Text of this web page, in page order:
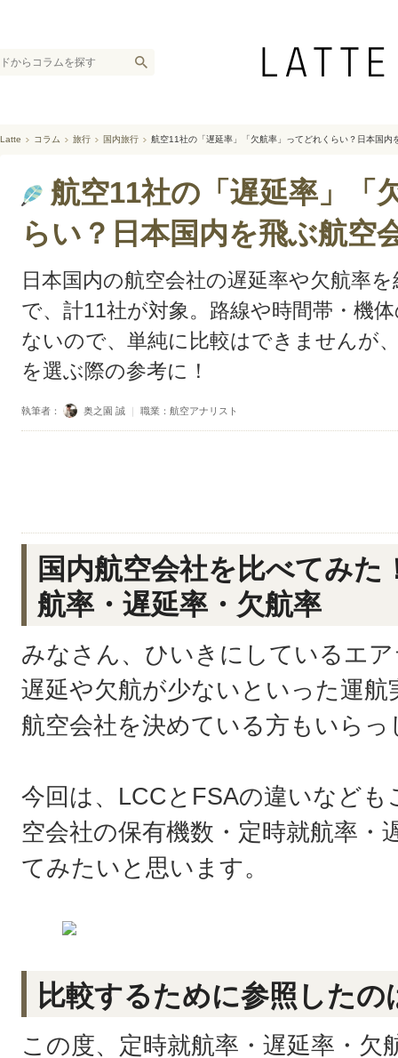
Latte コラム 旅行 国内旅行 航空11社の「遅延率」「欠航率」ってどれくらい？日本国内
航空11社の「遅延率」「
らい？日本国内を飛ぶ航空
日本国内の航空会社の遅延率や欠航率
で、計11社が対象。路線や時間帯・機
ないので、単純に比較はできませんが
を選ぶ際の参考に！
執筆者： 奥之園 誠 ｜ 職業：航空アナリスト
国内航空会社を比べてみた
航率・遅延率・欠航率
みなさん、ひいきにしているエ
遅延や欠航が少ないといった運
航空会社を決めている方もいら
今回は、LCCとFSAの違いなども
空会社の保有機数・定時就航率・
てみたいと思います。
比較するために参照した
この度、定時就航率・遅延率・欠